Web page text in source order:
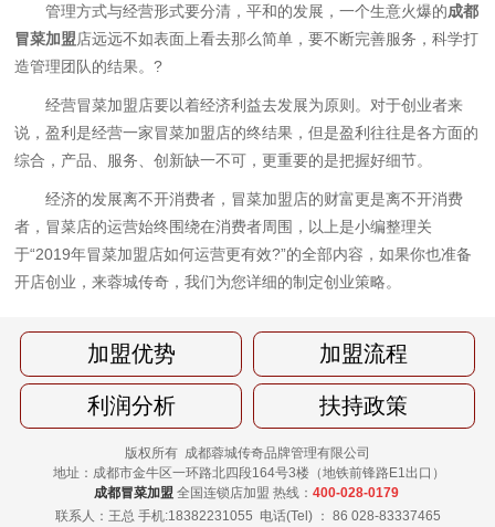
管理方式与经营形式要分清，平和的发展，一个生意火爆的成都
冒菜加盟店远远不如表面上看去那么简单，要不断完善服务，科学打
造管理团队的结果。?
经营冒菜加盟店要以着经济利益去发展为原则。对于创业者来
说，盈利是经营一家冒菜加盟店的终结果，但是盈利往往是各方面的
综合，产品、服务、创新缺一不可，更重要的是把握好细节。
经济的发展离不开消费者，冒菜加盟店的财富更是离不开消费
者，冒菜店的运营始终围绕在消费者周围，以上是小编整理关
于“2019年冒菜加盟店如何运营更有效?”的全部内容，如果你也准备
开店创业，来蓉城传奇，我们为您详细的制定创业策略。
加盟优势 加盟流程
利润分析 扶持政策
版权所有 成都蓉城传奇品牌管理有限公司
地址：成都市金牛区一环路北四段164号3楼（地铁前锋路E1出口）
成都冒菜加盟 全国连锁店加盟 热线： 400-028-0179
联系人：王总 手机:18382231055 电话(Tel) ： 86 028-83337465